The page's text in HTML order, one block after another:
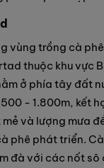
vùng trồng cà
thuộc khu vực
ở phía tây đất
- 1.800m, kết
và lượng mưa
phê phát triển.
đà với các nốt sô